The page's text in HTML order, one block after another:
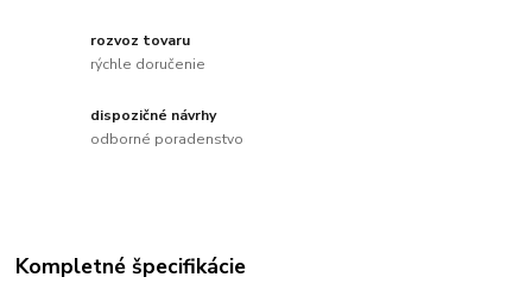
rozvoz tovaru
rýchle doručenie
dispozičné návrhy
odborné poradenstvo
Kompletné špecifikácie